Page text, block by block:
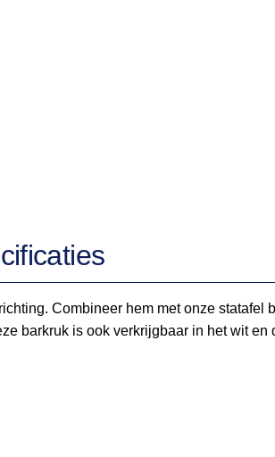
Combineer hem met onze
barkruk is ook verkrijgbaar in het wit